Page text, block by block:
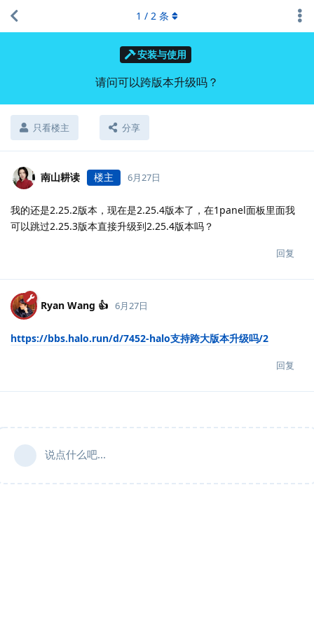
安装与使用
请问可以跨版本升级吗？
只看楼主 分享
1 / 2 条
南山耕读 楼主 6月27日
我的还是2.25.2版本，现在是2.25.4版本了，在1panel面板里面我
可以跳过2.25.3版本直接升级到2.25.4版本吗？
回复
Ryan Wang 👍 6月27日
https://bbs.halo.run/d/7452-halo支持跨大版本升级吗/2
回复
说点什么吧...